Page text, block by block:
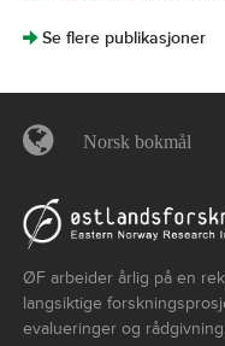
]Se flere publikasjoner
Norsk bokmål
ØF arbeider årlig på en
langsiktige
evalueringer og rådgivning.